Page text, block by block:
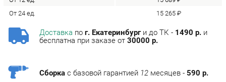
Сборкас базовой гарантией12месяцев -
Подъём на этаж -200 р.Без лифта - 3 рубля за кг.